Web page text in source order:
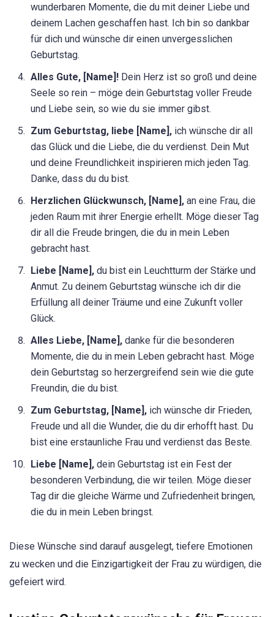
wunderbaren Momente, die du mit deiner Liebe und
deinem Lachen geschaffen hast. Ich bin so dankbar
für dich und wünsche dir einen unvergesslichen
Geburtstag.
Alles Gute, [Name]! Dein Herz ist so groß und deine
Seele so rein – möge dein Geburtstag voller Freude
und Liebe sein, so wie du sie immer gibst.
Zum Geburtstag, liebe [Name], ich wünsche dir all
das Glück und die Liebe, die du verdienst. Dein Mut
und deine Freundlichkeit inspirieren mich jeden Tag.
Danke, dass du du bist.
Herzlichen Glückwunsch, [Name], an eine Frau, die
jeden Raum mit ihrer Energie erhellt. Möge dieser Tag
dir all die Freude bringen, die du in mein Leben
gebracht hast.
Liebe [Name], du bist ein Leuchtturm der Stärke und
Anmut. Zu deinem Geburtstag wünsche ich dir die
Erfüllung all deiner Träume und eine Zukunft voller
Glück.
Alles Liebe, [Name], danke für die besonderen
Momente, die du in mein Leben gebracht hast. Möge
dein Geburtstag so herzergreifend sein wie die gute
Freundin, die du bist.
Zum Geburtstag, [Name], ich wünsche dir Frieden,
Freude und all die Wunder, die du dir erhofft hast. Du
bist eine erstaunliche Frau und verdienst das Beste.
Liebe [Name], dein Geburtstag ist ein Fest der
besonderen Verbindung, die wir teilen. Möge dieser
Tag dir die gleiche Wärme und Zufriedenheit bringen,
die du in mein Leben bringst.
Diese Wünsche sind darauf ausgelegt, tiefere Emotionen
zu wecken und die Einzigartigkeit der Frau zu würdigen, die
gefeiert wird.